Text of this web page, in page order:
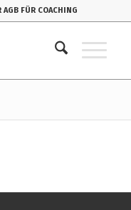
FÜR COACHING